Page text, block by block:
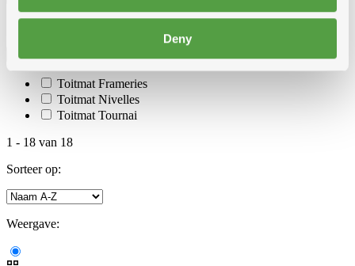
Deny
Toitmat Frameries
Toitmat Nivelles
Toitmat Tournai
1 - 18 van 18
Sorteer op:
Weergave: